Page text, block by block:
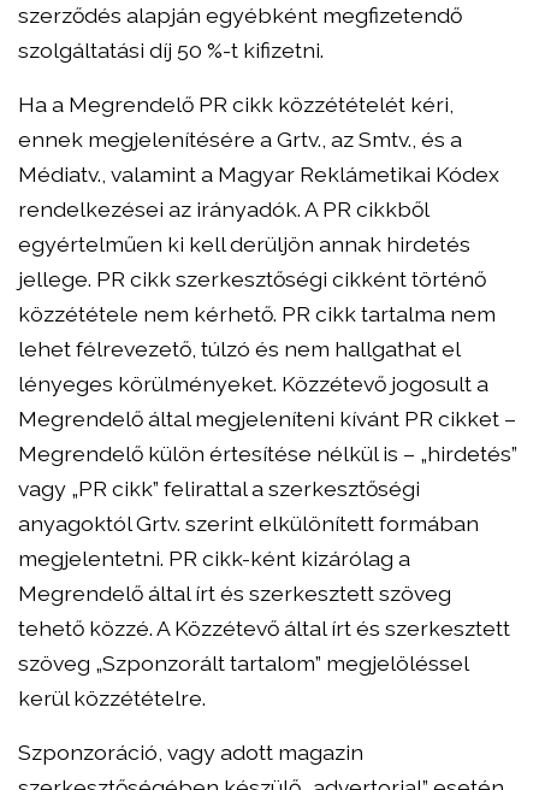
szerződés alapján egyébként megfizetendő
szolgáltatási díj 50 %-t kifizetni.
Ha a Megrendelő PR cikk közzétételét kéri,
ennek megjelenítésére a Grtv., az Smtv., és a
Médiatv., valamint a Magyar Reklámetikai Kódex
rendelkezései az irányadók. A PR cikkből
egyértelműen ki kell derüljön annak hirdetés
jellege. PR cikk szerkesztőségi cikként történő
közzététele nem kérhető. PR cikk tartalma nem
lehet félrevezető, túlzó és nem hallgathat el
lényeges körülményeket. Közzétevő jogosult a
Megrendelő által megjeleníteni kívánt PR cikket –
Megrendelő külön értesítése nélkül is – „hirdetés”
vagy „PR cikk” felirattal a szerkesztőségi
anyagoktól Grtv. szerint elkülönített formában
megjelentetni. PR cikk-ként kizárólag a
Megrendelő által írt és szerkesztett szöveg
tehető közzé. A Közzétevő által írt és szerkesztett
szöveg „Szponzorált tartalom” megjelöléssel
kerül közzétételre.
Szponzoráció, vagy adott magazin